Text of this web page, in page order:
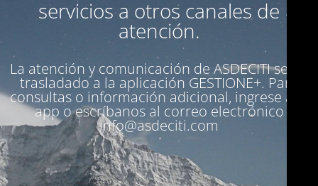
servicios a otros canales de
atención.
La atención y comunicación de ASDECITI se ha
trasladado a la aplicación GESTIONE+. Para
consultas o información adicional, ingrese a la
app o escríbanos al correo electrónico
info@asdeciti.com